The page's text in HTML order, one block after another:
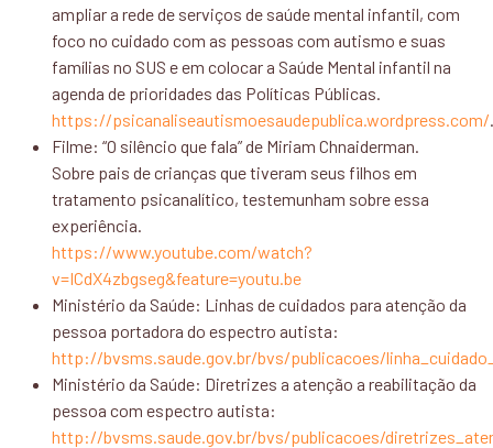
ampliar a rede de serviços de saúde mental infantil, com
foco no cuidado com as pessoas com autismo e suas
famílias no SUS e em colocar a Saúde Mental infantil na
agenda de prioridades das Políticas Públicas.
https://psicanaliseautismoesaudepublica.wordpress.com/.
Filme: “O silêncio que fala” de Miriam Chnaiderman.
Sobre pais de crianças que tiveram seus filhos em
tratamento psicanalítico, testemunham sobre essa
experiência.
https://www.youtube.com/watch?
v=ICdX4zbgseg&feature=youtu.be
Ministério da Saúde: Linhas de cuidados para atenção da
pessoa portadora do espectro autista:
http://bvsms.saude.gov.br/bvs/publicacoes/
Ministério da Saúde: Diretrizes a atenção a reabilitação da
pessoa com espectro autista:
http://bvsms.saude.gov.br/bvs/publicacoes/